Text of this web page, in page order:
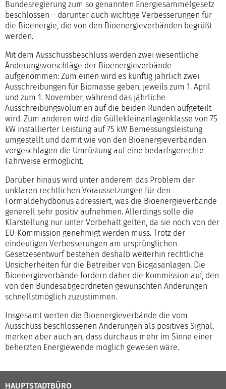
Bundesregierung zum so genannten Energiesammelgesetz
beschlossen – darunter auch wichtige Verbesserungen für
die Bioenergie, die von den Bioenergieverbänden begrüßt
werden.
Mit dem Ausschussbeschluss werden zwei wesentliche
Änderungsvorschläge der Bioenergieverbände
aufgenommen: Zum einen wird es künftig jährlich zwei
Ausschreibungen für Biomasse geben, jeweils zum 1. April
und zum 1. November, während das jährliche
Ausschreibungsvolumen auf die beiden Runden aufgeteilt
wird. Zum anderen wird die Güllekleinanlagenklasse von 75
kW installierter Leistung auf 75 kW Bemessungsleistung
umgestellt und damit wie von den Bioenergieverbänden
vorgeschlagen die Umrüstung auf eine bedarfsgerechte
Fahrweise ermöglicht.
Darüber hinaus wird unter anderem das Problem der
unklaren rechtlichen Voraussetzungen für den
Formaldehydbonus adressiert, was die Bioenergieverbände
generell sehr positiv aufnehmen. Allerdings solle die
Klarstellung nur unter Vorbehalt gelten, da sie noch von der
EU-Kommission genehmigt werden muss. Trotz der
eindeutigen Verbesserungen am ursprünglichen
Gesetzesentwurf bestehen deshalb weiterhin rechtliche
Unsicherheiten für die Betreiber von Biogasanlagen. Die
Bioenergieverbände fordern daher die Kommission auf, den
von den Bundesabgeordneten gewünschten Änderungen
schnellstmöglich zuzustimmen.
Insgesamt werten die Bioenergieverbände die vom
Ausschuss beschlossenen Änderungen als positives Signal,
merken aber auch an, dass durchaus mehr im Sinne einer
beherzten Energiewende möglich gewesen wäre.
HAUPTSTADTBÜRO